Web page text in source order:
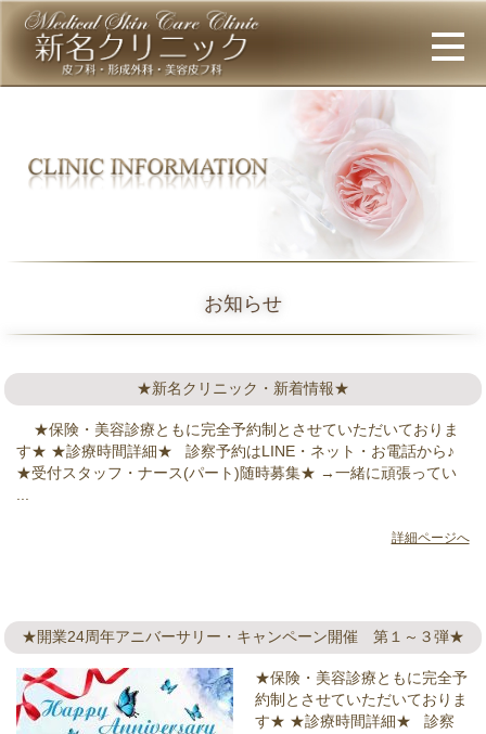
お知らせ
★新名クリニック・新着情報★
★保険・美容診療ともに完全予約制とさせていただいておりま
す★ ★診療時間詳細★ 診察予約はLINE・ネット・お電話から♪
★受付スタッフ・ナース(パート)随時募集★ →一緒に頑張ってい
...
詳細ページへ
★開業24周年アニバーサリー・キャンペーン開催 第１～３弾★
★保険・美容診療ともに完全予
約制とさせていただいておりま
す★ ★診療時間詳細★ 診察